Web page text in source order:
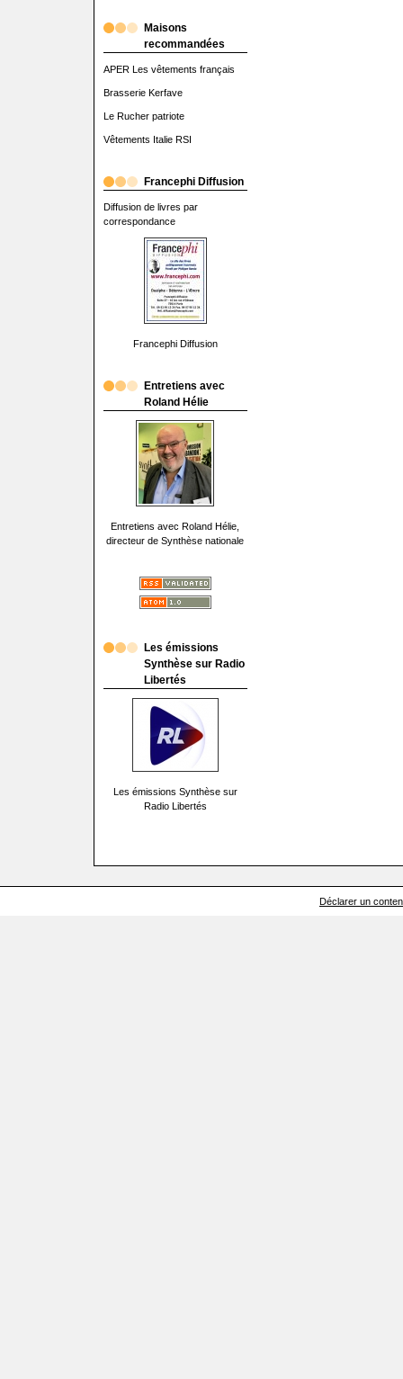
Maisons
recommandées
APER Les vêtements français
Brasserie Kerfave
Le Rucher patriote
Vêtements Italie RSI
Francephi Diffusion
Diffusion de livres par
correspondance
Francephi Diffusion
Entretiens avec
Roland Hélie
Entretiens avec Roland Hélie,
directeur de Synthèse nationale
Les émissions
Synthèse sur Radio
Libertés
Les émissions Synthèse sur
Radio Libertés
Déclarer un